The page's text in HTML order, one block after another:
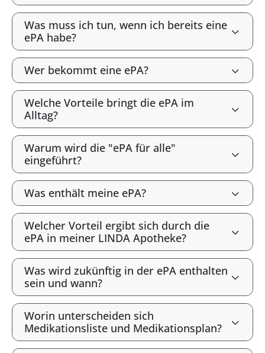
Was muss ich tun, wenn ich bereits eine
ePA habe?
Wer bekommt eine ePA?
Welche Vorteile bringt die ePA im
Alltag?
Warum wird die "ePA für alle"
eingeführt?
Was enthält meine ePA?
Welcher Vorteil ergibt sich durch die
ePA in meiner LINDA Apotheke?
Was wird zukünftig in der ePA enthalten
sein und wann?
Worin unterscheiden sich
Medikationsliste und Medikationsplan?